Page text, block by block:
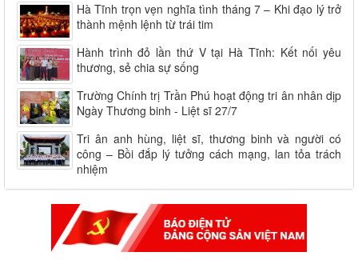
Hà Tĩnh trọn vẹn nghĩa tình tháng 7 – Khi đạo lý trở
thành mệnh lệnh từ trái tim
Hành trình đỏ lần thứ V tại Hà Tĩnh: Kết nối yêu
thương, sẻ chia sự sống
Trường Chính trị Trần Phú hoạt động tri ân nhân dịp
Ngày Thương binh - Liệt sĩ 27/7
Tri ân anh hùng, liệt sĩ, thương binh và người có
công – Bồi đắp lý tưởng cách mạng, lan tỏa trách
nhiệm